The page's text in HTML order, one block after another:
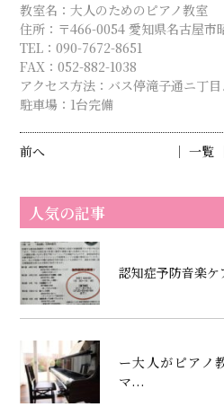
教室名：大人のためのピアノ教室
住所：〒466-0054 愛知県名古屋市
TEL：090-7672-8651
FAX：052-882-1038
アクセス方法：バス停滝子通ニ丁
駐車場：1台完備
前へ │ 一覧 │
人気の記事
認知症予防音楽
ー大人がピアノ
マ...